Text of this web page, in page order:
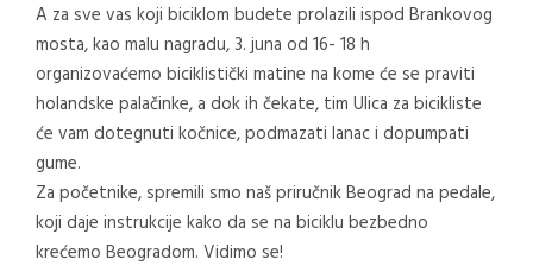
A za sve vas koji biciklom budete prolazili ispod Brankovog
mosta, kao malu nagradu, 3. juna od 16- 18 h
organizovaćemo biciklistički matine na kome će se praviti
holandske palačinke, a dok ih čekate, tim Ulica za bicikliste
će vam dotegnuti kočnice, podmazati lanac i dopumpati
gume.
Za početnike, spremili smo naš priručnik Beograd na pedale,
koji daje instrukcije kako da se na biciklu bezbedno
krećemo Beogradom. Vidimo se!